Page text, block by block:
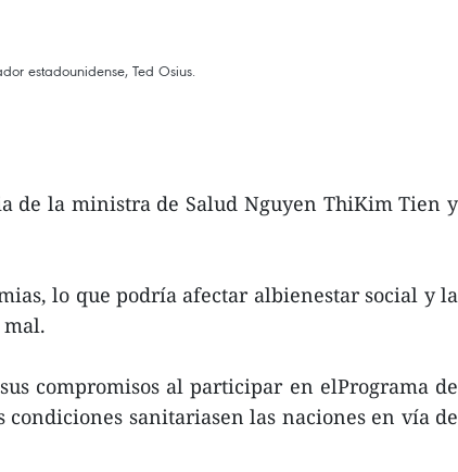
estadounidense, Ted Osius.
de la ministra de Salud Nguyen ThiKim Tien y
lo que podría afectar albienestar social y la
compromisos al participar en elPrograma de
sanitariasen las naciones en vía de